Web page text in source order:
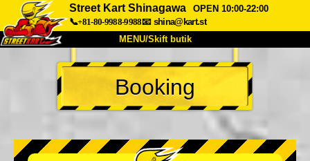
Street Kart Shinagawa
OPEN 10:00-22:00
📞+81-80-9988-9988📧 shina@kart.st
MENU/Skift butik
TOP
Om Specifikationer Pris
Virksomhed Booking
Booking